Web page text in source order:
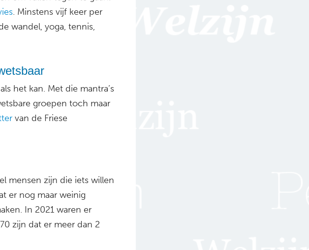
. Minstens vijf keer per
wandel, yoga, tennis,
het kan. Met die mantra’s
groepen toch maar
van de Friese
mensen zijn die iets willen
er nog maar weinig
In 2021 waren er
zijn dat er meer dan 2